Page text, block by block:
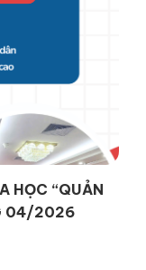
HỌC “QUẢN
04/2026